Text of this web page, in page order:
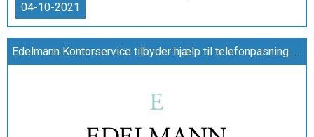
04-10-2021
Edelmann Kontorservice tilbyder hjælp til telefonpasning og etablering af et inbound callcenter